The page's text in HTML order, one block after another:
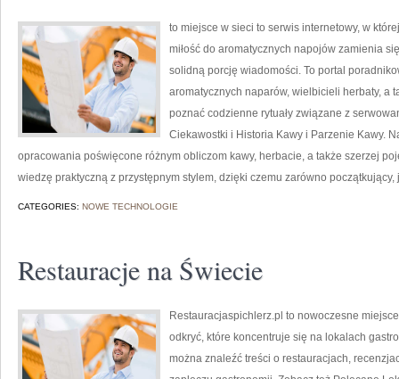
to miejsce w sieci to serwis internetowy, w
miłość do aromatycznych napojów zamienia
solidną porcję wiadomości. To portal
aromatycznych naparów, wielbicieli herbaty, a
poznać codzienne rytuały związane z
Ciekawostki i Historia Kawy i Parzenie Kawy.
opracowania poświęcone różnym obliczom kawy, herbacie, a także szerzej
wiedzę praktyczną z przystępnym stylem, dzięki czemu zarówno początkujący,
CATEGORIES: NOWE TECHNOLOGIE
Restauracje na Świecie
Restauracjaspichlerz.pl to nowoczesne
odkryć, które koncentruje się na lokalach
można znaleźć treści o restauracjach,